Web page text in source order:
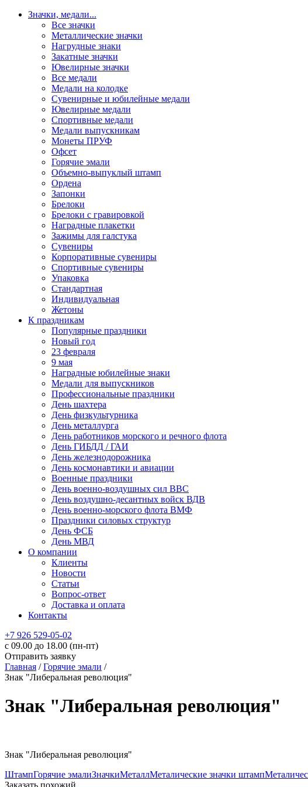
Значки, медали...
Все значки
Металлические значки
Нагрудные знаки
Закатные значки
Ювелирные значки
Все медали
Медали на колодке
Сувенирные и юбилейные медали
Ювелирные медали
Спортивные медали
Медали выпускникам
Монеты ПРУФ
Офсет
Горячие эмали
Объемно-выпуклый штамп
Ордена
Запонки
Брелоки
Брелоки с гравировкой
Наградные плакетки
Зажимы для галстука
Сувениры
Корпоративные сувениры
Спортивные сувениры
Упаковка
Стандартная
Индивидуальная
Жетоны
К праздникам
Популярные праздники
Новый год
23 февраля
9 мая
Наградные юбилейные знаки
Медали для выпускников
Профессиональные праздники
День шахтера
День физкультурника
День металлурга
День работников морского и речного флота
День ГИБДД / ГАИ
День железнодорожника
День космонавтики и авиации
Военные праздники
День военно-воздушных сил ВВС
День воздушно-десантных войск ВДВ
День военно-морского флота ВМФ
Праздники силовых структур
День ФСБ
День МВД
О компании
Клиенты
Новости
Статьи
Вопрос-ответ
Доставка и оплата
Контакты
+7 926 529-05-02
c 09.00 до 18.00 (пн-пт)
Отправить заявку
Главная /Горячие эмали /
Знак "Либеральная революция"
Знак "Либеральная революция"
Знак "Либеральная революция"
ШтампГорячие эмалиЗначкиМеталлМеталические значки штамп
Заказать похожий